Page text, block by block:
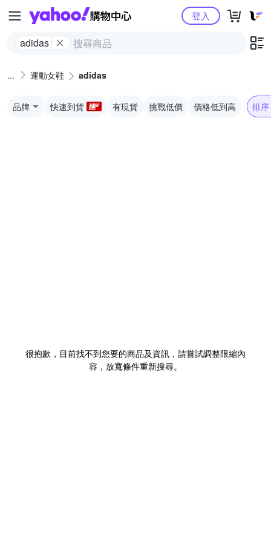
Yahoo購物中心
adidas
登入
運動女鞋 adidas
品牌 快速到貨 有現貨 挑戰低價 價格低到高 排序
很抱歉，目前找不到您要的商品及資訊，請嘗試調整限縮內
容，放寬條件重新搜尋。